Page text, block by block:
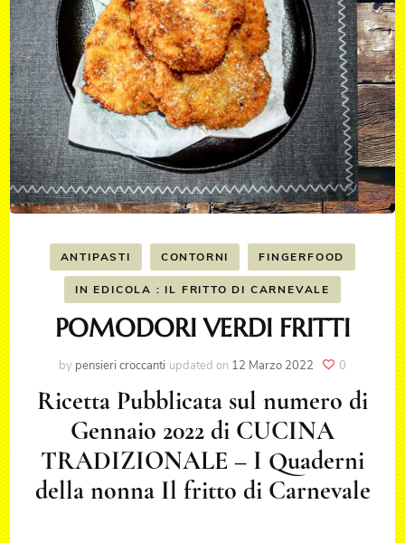
ANTIPASTI CONTORNI FINGERFOOD
IN EDICOLA : IL FRITTO DI CARNEVALE
POMODORI VERDI FRITTI
by pensieri croccanti updated on 12 Marzo 2022 0
Ricetta Pubblicata sul numero di
Gennaio 2022 di CUCINA
TRADIZIONALE – I Quaderni
della nonna Il fritto di Carnevale